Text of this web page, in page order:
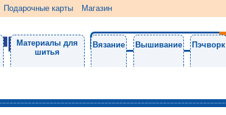
Подарочные карты Магазин
Материалы для
шитья
Вязание Вышивание Пэчворк